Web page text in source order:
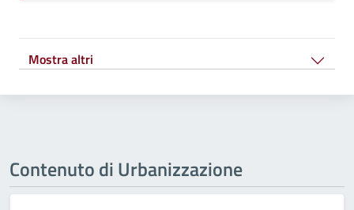
Mostra altri
Contenuto di Urbanizzazione